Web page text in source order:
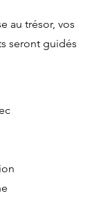
au trésor, vos
seront guidés